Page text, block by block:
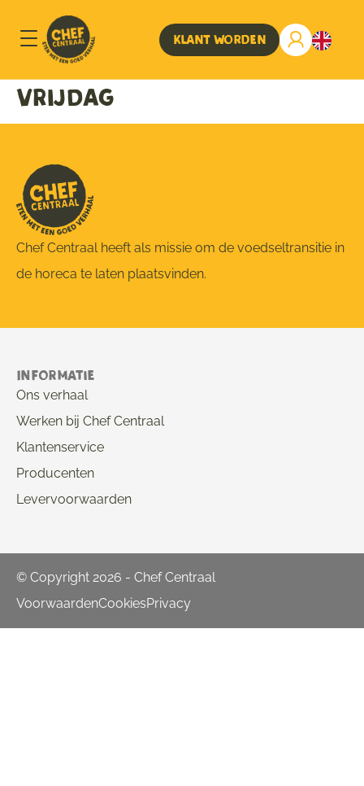
Klant worden
Vrijdag
Chef Centraal heeft als missie om de voedseltransitie in
de horeca te laten plaatsvinden.
Informatie
Ons verhaal
Werken bij Chef Centraal
Klantenservice
Producenten
Levervoorwaarden
© Copyright 2026 - Chef Centraal
VoorwaardenCookiesPrivacy